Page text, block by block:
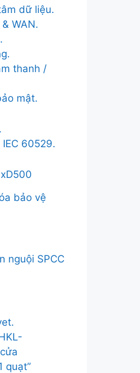
dữ liệu.
WAN.
thanh /
mật.
IEC 60529.
bảo vệ
nguội SPCC
quạt”